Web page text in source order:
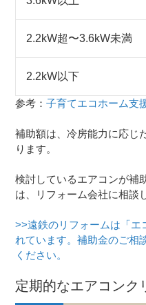
2.2kW超〜3.6kW未満
2.2kW以下
参考：子育てエコホーム支
補助額は、冷房能力に応じ
ります。
検討しているエアコンが補
は、リフォーム会社に相談
>>遠鉄のリフォームは「エ
れています。補助金のご相
ください。
定期的なエアコンク